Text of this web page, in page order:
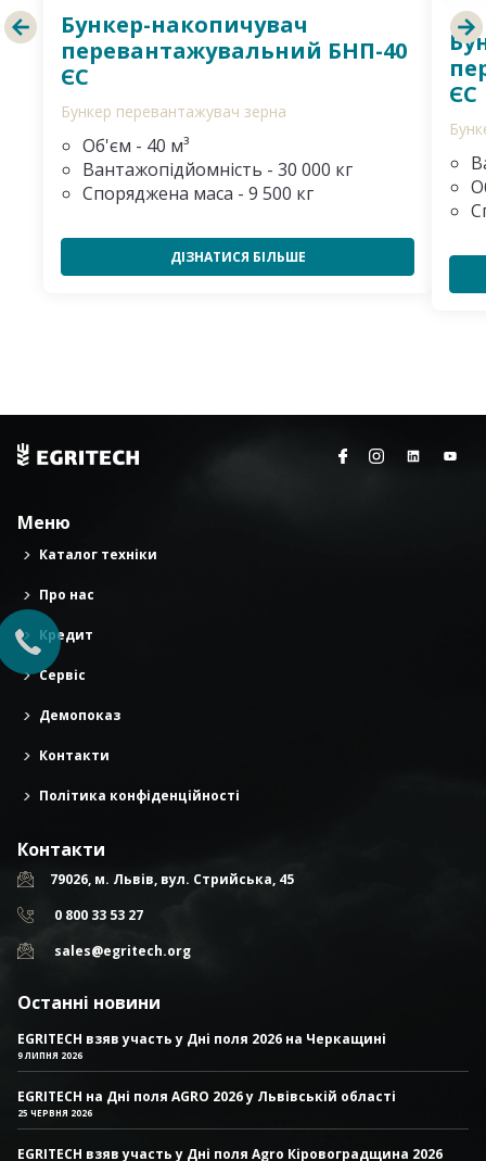
Бункер-накопичувач
перевантажувальний БНП-40
ЄС
Бункер перевантажувач зерна
Об'єм - 40 м³
Вантажопідйомність - 30 000 кг
Споряджена маса - 9 500 кг
ДІЗНАТИСЯ БІЛЬШЕ
ЄС
Меню
Каталог техніки
Про нас
Кредит
Сервіс
Демопоказ
Контакти
Політика конфіденційності
Контакти
79026, м. Львів, вул. Стрийська, 45
0 800 33 53 27
sales@egritech.org
Останні новини
EGRITECH взяв участь у Дні поля 2026 на Черкащині
9 ЛИПНЯ 2026
EGRITECH на Дні поля AGRO 2026 у Львівській області
25 ЧЕРВНЯ 2026
EGRITECH взяв участь у Дні поля Agro Кіровоградщина 2026